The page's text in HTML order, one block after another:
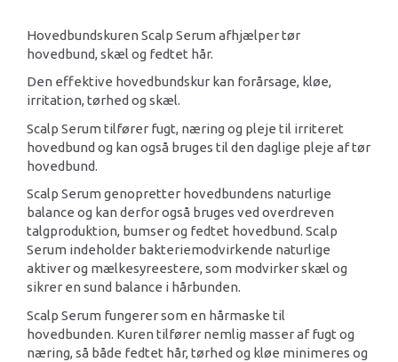
Hovedbundskuren Scalp Serum afhjælper tør
hovedbund, skæl og fedtet hår.
Den effektive hovedbundskur kan forårsage, kløe,
irritation, tørhed og skæl.
Scalp Serum tilfører fugt, næring og pleje til irriteret
hovedbund og kan også bruges til den daglige pleje af tør
hovedbund.
Scalp Serum genopretter hovedbundens naturlige
balance og kan derfor også bruges ved overdreven
talgproduktion, bumser og fedtet hovedbund. Scalp
Serum indeholder bakteriemodvirkende naturlige
aktiver og mælkesyreestere, som modvirker skæl og
sikrer en sund balance i hårbunden.
Scalp Serum fungerer som en hårmaske til
hovedbunden. Kuren tilfører nemlig masser af fugt og
næring, så både fedtet hår, tørhed og kløe minimeres og